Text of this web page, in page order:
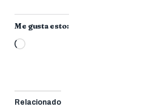
Me gusta esto:
Cargando...
Relacionado